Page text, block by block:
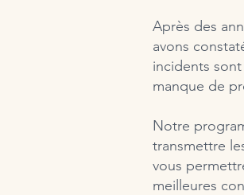
Après des
avons
incidents
manque de
Notre
transmettre
vous
meilleures